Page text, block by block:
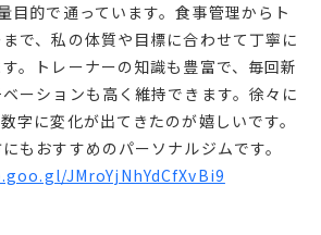
目的で通っています。食事管理からト
で、私の体質や目標に合わせて丁寧に
。トレーナーの知識も豊富で、毎回新
ーションも高く維持できます。徐々に
字に変化が出てきたのが嬉しいです。
もおすすめのパーソナルジムです。
JMroYjNhYdCfXvBi9